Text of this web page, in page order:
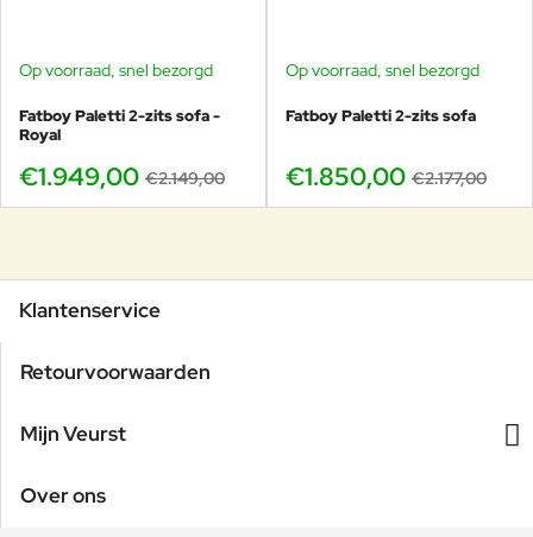
GRATIS HOEZEN
Op voorraad, snel bezorgd
Fatboy Paletti 2-zits sofa -
Royal
€1.949,00 €2.149,00
GRATIS HOEZEN
Op voorraad, snel bezorgd
Fatboy Paletti 2-zits sofa
€1.850,00 €2.177,00
Klantenservice
Retourvoorwaarden
Mijn Veurst
Over ons